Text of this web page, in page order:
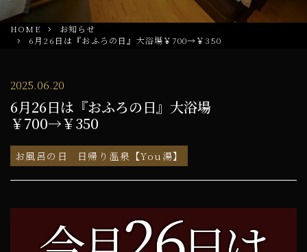
HOME
お知らせ
6月26日は『おふろの日』大浴場￥700→￥350
2025.06.20
6月26日は『おふろの日』大浴場
￥700→￥350
お風呂の日 日帰り温泉【You湯】